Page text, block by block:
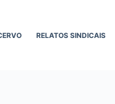
RELATOS SINDICAIS